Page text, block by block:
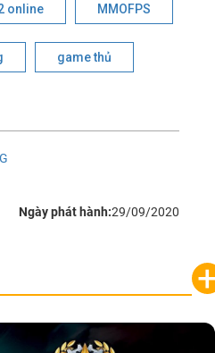
online MMOFPS
game thủ
Ngày phát hành:29/09/2020